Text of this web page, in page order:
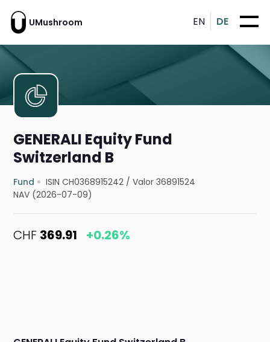
UMushroom EN DE
GENERALI Equity Fund
Switzerland B
Fund ISIN CH0368915242 /Valor 36891524
NAV (2026-07-09)
CHF 369.91 +0.26%